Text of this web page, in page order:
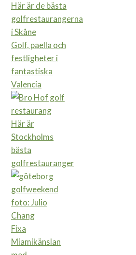
Här är de bästa
golfrestaurangerna
i Skåne
Golf, paella och
festligheter i
fantastiska
Valencia
Här är
Stockholms
bästa
golfrestauranger
Fixa
Miamikänslan